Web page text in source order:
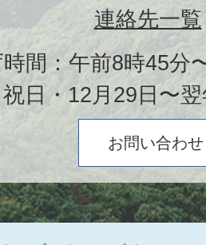
連絡先一覧
間：午前8時45分
日・12月29日〜
お問い合わせ